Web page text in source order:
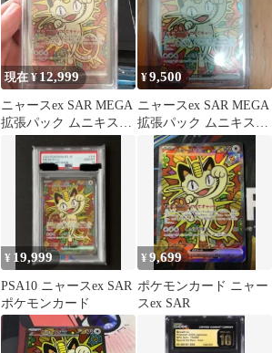
現在 ¥12,999
ニャースex SAR MEGA
拡張パック ムニキスゼ
¥9,500
ニャースex SAR MEGA
拡張パック ムニキスゼ
ロ キラ 114/080
¥ 19,999
PSA10 ニャースex SAR
ポケモンカード
¥9,699
ポケモンカード ニャー
スex SAR